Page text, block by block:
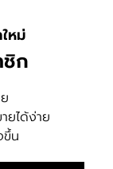
ก
หม่
ยได้ง่าย
ขึ้น